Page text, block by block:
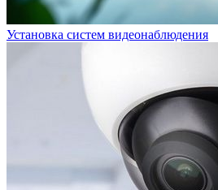
Установка систем видеонаблюдения